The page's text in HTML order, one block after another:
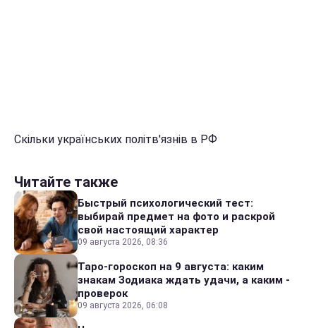
Скільки українських політв'язнів в РФ
Читайте также
Быстрый психологический тест:
выбирай предмет на фото и раскрой
свой настоящий характер
09 августа 2026, 08:36
Таро-гороскоп на 9 августа: каким
знакам Зодиака ждать удачи, а каким -
проверок
09 августа 2026, 06:08